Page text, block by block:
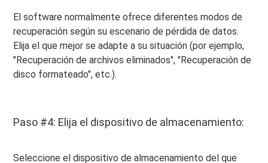
El software normalmente ofrece diferentes modos de
recuperación según su escenario de pérdida de datos.
Elija el que mejor se adapte a su situación (por ejemplo,
"Recuperación de archivos eliminados", "Recuperación de
disco formateado", etc.).
Paso #4: Elija el dispositivo de almacenamiento:
Seleccione el dispositivo de almacenamiento del que